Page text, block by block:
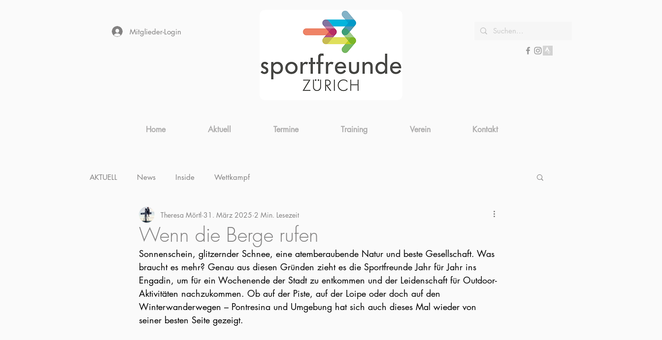
Mitglieder-Login
Home Aktuell Termine Training Verein Kontakt
AKTUELL News Inside Wettkampf
Wenn die Berge rufen
Theresa Mörtl 31. März 2025 2 Min. Lesezeit
Sonnenschein, glitzernder Schnee, eine atemberaubende Natur und beste Gesellschaft. Was
braucht es mehr? Genau aus diesen Gründen zieht es die Sportfreunde Jahr für Jahr ins
Engadin, um für ein Wochenende der Stadt zu entkommen und der Leidenschaft für Outdoor-
Aktivitäten nachzukommen. Ob auf der Piste, auf der Loipe oder doch auf den
Winterwanderwegen – Pontresina und Umgebung hat sich auch dieses Mal wieder von
seiner besten Seite gezeigt.